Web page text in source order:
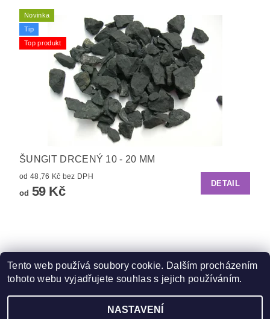
Novinka
Tip
Top produkt
ŠUNGIT DRCENÝ 10 - 20 MM
od 48,76 Kč bez DPH
od 59 Kč
DETAIL
Zboží.cz | Heureka.cz
Tento web používá soubory cookie. Dalším procházením
tohoto webu vyjadřujete souhlas s jejich používáním.
NASTAVENÍ